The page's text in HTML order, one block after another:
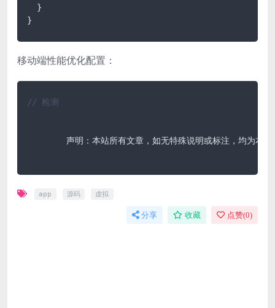
  }
}
移动端性能优化配置：
// 检测
app 源码 虚拟
分享 收藏 点赞(0)